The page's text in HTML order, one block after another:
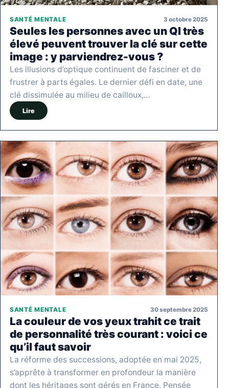
SANTÉ MENTALE 3 octobre 2025
Seules les personnes avec un QI très
élevé peuvent trouver la clé sur cette
image : y parviendrez-vous ?
Les illusions d’optique continuent de fasciner et de
frustrer à parts égales. Le dernier défi en date, une
clé dissimulée au milieu de cailloux,…
Lire
SANTÉ MENTALE 30 septembre 2025
La couleur de vos yeux trahit ce trait
de personnalité très courant : voici ce
qu’il faut savoir
La réforme des successions, adoptée en mai 2025,
s’apprête à transformer en profondeur la manière
dont les héritages sont gérés en France. Pensée